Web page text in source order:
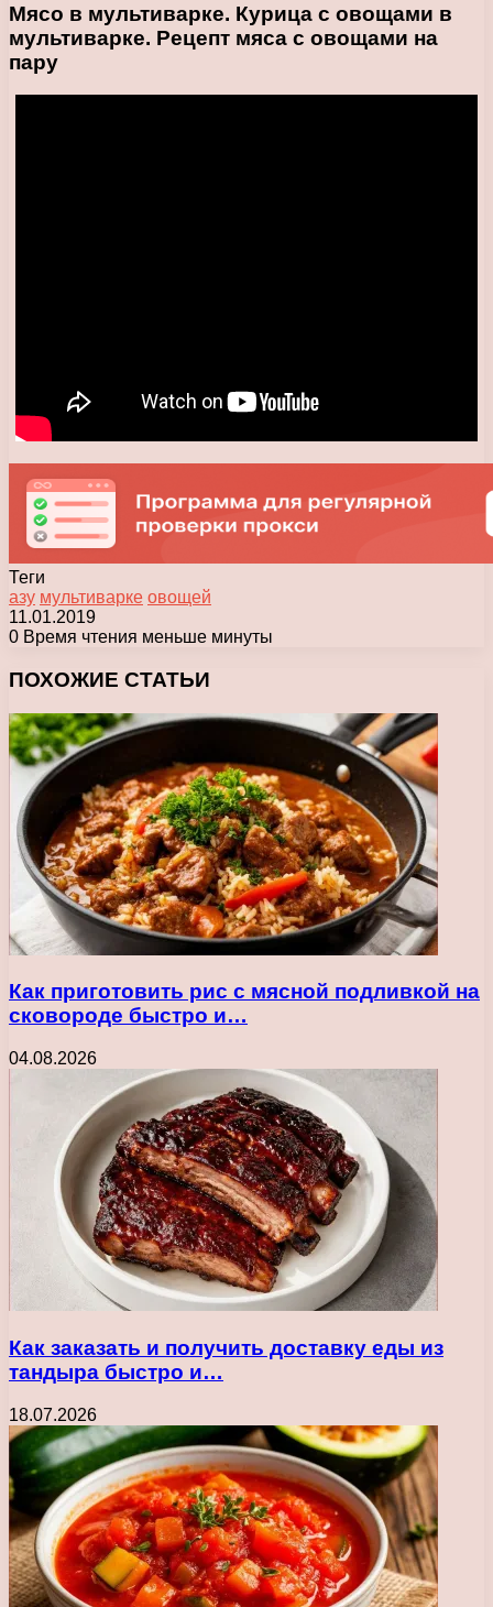
Мясо в мультиварке. Курица с овощами в
мультиварке. Рецепт мяса с овощами на
пару
Теги
азу мультиварке овощей
11.01.2019
0 Время чтения меньше минуты
ПОХОЖИЕ СТАТЬИ
Как приготовить рис с мясной подливкой на
сковороде быстро и…
04.08.2026
Как заказать и получить доставку еды из
тандыра быстро и…
18.07.2026